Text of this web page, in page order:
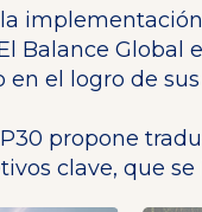
El Balance
en el logro de
propone
clave, que